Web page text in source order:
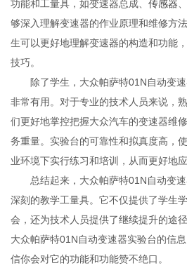
功能和工量具，如变速器总成、传感器
够深入理解变速器的作业原理和维修方
生可以更好地理解变速器的构造和功能
技巧。
除了学生，大众帕萨特01N自动变速
非常有用。对于专业的技术人员来说，
们更好地掌控把握大众汽车的变速器维
务重量。实验台的可靠性和拟真度高，
业环境下实行练习和培训，从而更好地
总结起来，大众帕萨特01N自动变速
深刻的教学工量具。它不仅提供了学生
会，还为技术人员提供了继续提升的途
大众帕萨特01N自动变速器实验台的信
信你会对它的功能和功能赞不绝口。